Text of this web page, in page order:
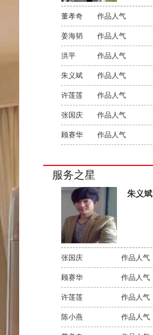
董孝奇 作品人气
姜海韬 作品人气
洪平 作品人气
朱义斌 作品人气
许莲莲 作品人气
张国庆 作品人气
顾赛华 作品人气
服务之星
朱义斌
张国庆 作品人气
顾赛华 作品人气
许莲莲 作品人气
陈小燕 作品人气